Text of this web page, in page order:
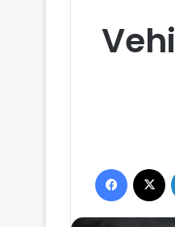
Facebook